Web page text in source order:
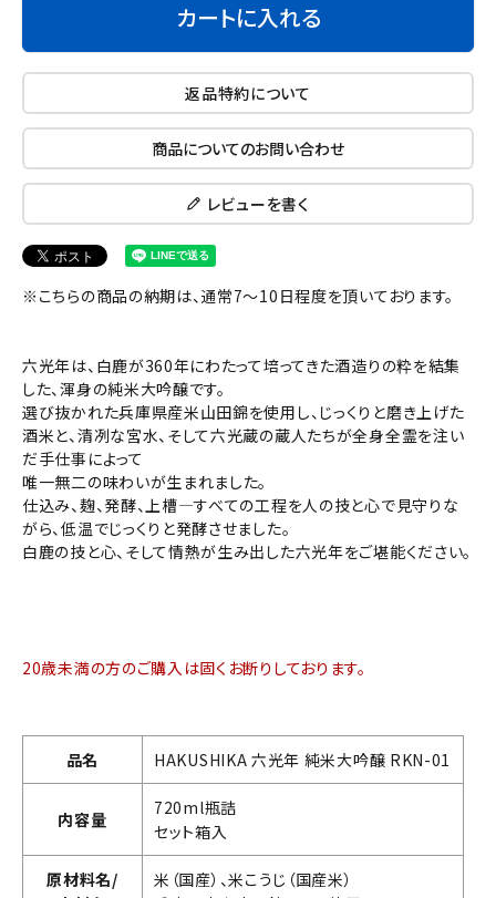
カートに入れる
返品特約について
商品についてのお問い合わせ
レビューを書く
※こちらの商品の納期は、通常7～10日程度を頂いております。
六光年は、白鹿が360年にわたって培ってきた酒造りの粋を結集
した、渾身の純米大吟醸です。
選び抜かれた兵庫県産米山田錦を使用し、じっくりと磨き上げた
酒米と、清冽な宮水、そして六光蔵の蔵人たちが全身全霊を注い
だ手仕事によって
唯一無二の味わいが生まれました。
仕込み、麹、発酵、上槽―すべての工程を人の技と心で見守りな
がら、低温でじっくりと発酵させました。
白鹿の技と心、そして情熱が生み出した六光年をご堪能ください。
20歳未満の方のご購入は固くお断りしております。
品名 HAKUSHIKA 六光年 純米大吟醸 RKN-01
内容量
720ml瓶詰
セット箱入
原材料名/
米（国産）、米こうじ（国産米）